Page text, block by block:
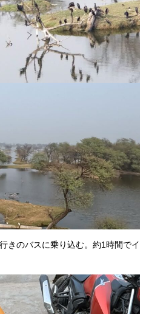
きのバスに乗り込む。約1時間でイ